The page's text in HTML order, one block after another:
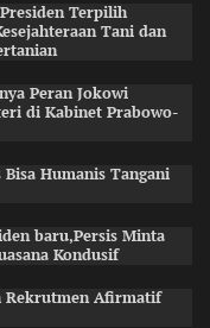
Terpilih
Tani dan
Peran Jokowi
di Kabinet Prabowo-
Humanis Tangani
baru,Persis Minta
Kondusif
Rekrutmen Afirmatif